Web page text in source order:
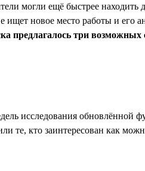
могли ещё быстрее
новое место работы и его
предлагалось три возможных
исследования обновлённой
те, кто заинтересован как